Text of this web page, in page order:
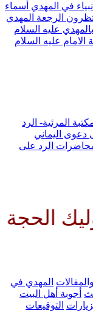
أسماء
المهدي
على
الحسن
في